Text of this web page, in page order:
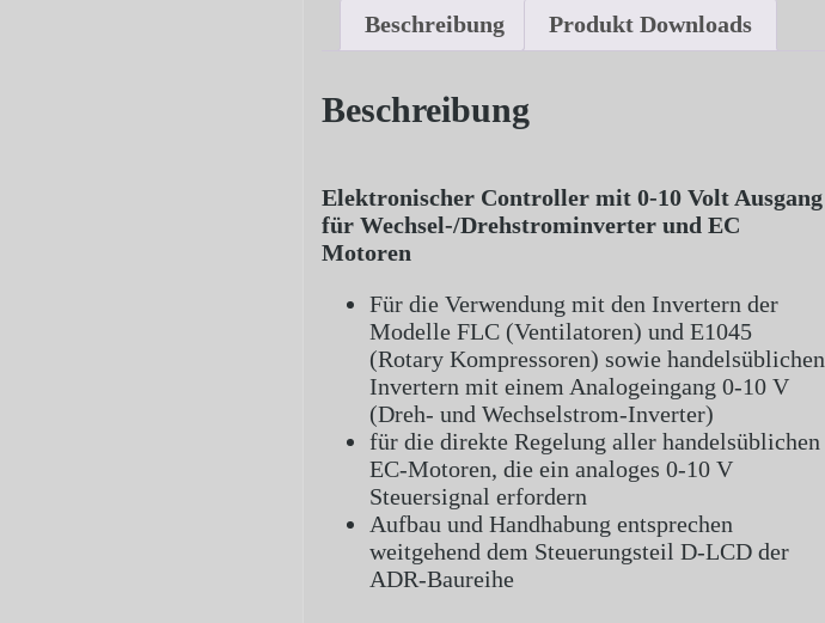
Beschreibung Produkt Downloads
Beschreibung
Elektronischer Controller mit 0-10 Volt Ausgang
für Wechsel-/Drehstrominverter und EC
Motoren
Für die Verwendung mit den Invertern der
Modelle FLC (Ventilatoren) und E1045
(Rotary Kompressoren) sowie handelsüblichen
Invertern mit einem Analogeingang 0-10 V
(Dreh- und Wechselstrom-Inverter)
für die direkte Regelung aller handelsüblichen
EC-Motoren, die ein analoges 0-10 V
Steuersignal erfordern
Aufbau und Handhabung entsprechen
weitgehend dem Steuerungsteil D-LCD der
ADR-Baureihe